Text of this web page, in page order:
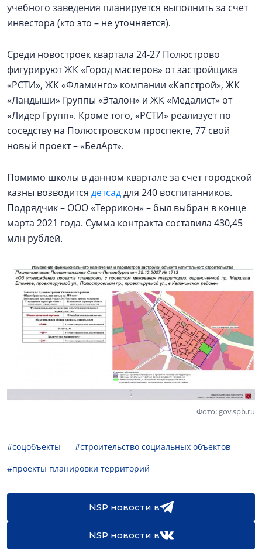
учебного заведения планируется выполнить за счет
инвестора (кто это – не уточняется).
Среди новостроек квартала 24-27 Полюстрово
фигурируют ЖК «Город мастеров» от застройщика
«РСТИ», ЖК «Фламинго» компании «Капстрой», ЖК
«Ландыши» Группы «Эталон» и ЖК «Медалист» от
«Лидер Групп». Кроме того, «РСТИ» реализует по
соседству на Полюстровском проспекте, 77 свой
новый проект – «БелАрт».
Помимо школы в данном квартале за счет городской
казны возводится детсаддля 240 воспитанников.
Подрядчик – ООО «Террикон» – был выбран в конце
марта 2021 года. Сумма контракта составила 430,45
млн рублей.
Фото: gov.spb.ru
#соцобъекты
#строительство социальных объектов
#проекты планировки территорий
NSP новости в
NSP новости в